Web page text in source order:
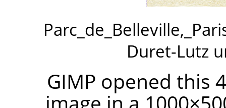
Duret-Lutz
GIMP opened this